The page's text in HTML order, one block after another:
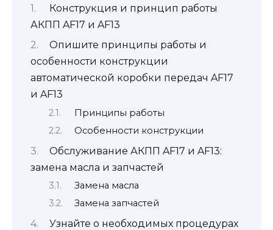
Конструкция и принцип работы
АКПП AF17 и AF13
Опишите принципы работы и
особенности конструкции
автоматической коробки передач AF17
и AF13
Принципы работы
Особенности конструкции
Обслуживание АКПП AF17 и AF13:
замена масла и запчастей
Замена масла
Замена запчастей
Узнайте о необходимых процедурах